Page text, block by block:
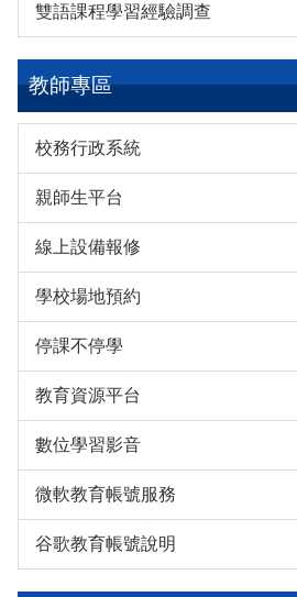
雙語課程學習經驗調查
教師專區
校務行政系統
親師生平台
線上設備報修
學校場地預約
停課不停學
教育資源平台
數位學習影音
微軟教育帳號服務
谷歌教育帳號說明